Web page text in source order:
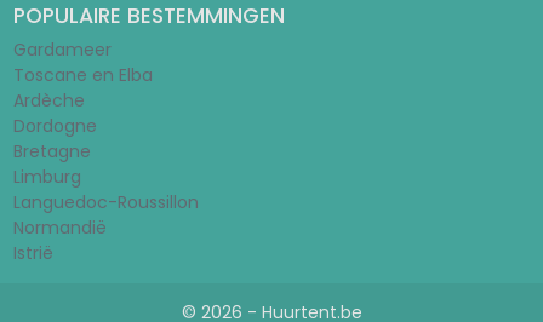
POPULAIRE BESTEMMINGEN
Gardameer
Toscane en Elba
Ardèche
Dordogne
Bretagne
Limburg
Languedoc-Roussillon
Normandië
Istrië
© 2026 - Huurtent.be